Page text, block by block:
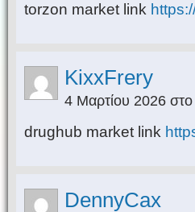
torzon market link
KixxFrery
4 Μαρτίου 2026
drughub market link
DennyCax